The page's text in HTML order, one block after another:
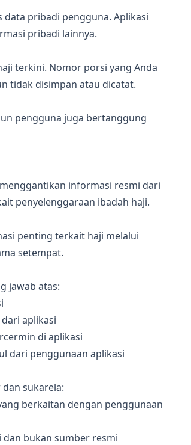
data pribadi pengguna. Aplikasi
pribadi lainnya.
terkini. Nomor porsi yang Anda
tidak disimpan atau dicatat.
pengguna juga bertanggung
informasi resmi dari
penyelenggaraan ibadah haji.
penting terkait haji melalui
setempat.
jawab atas:
aplikasi
di aplikasi
dari penggunaan aplikasi
sukarela:
berkaitan dengan penggunaan
bukan sumber resmi